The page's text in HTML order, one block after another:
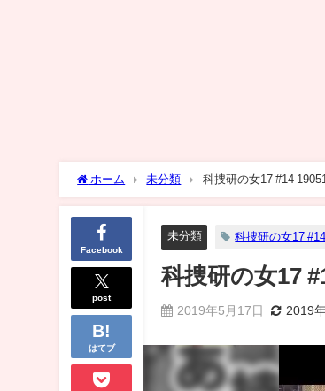
ホーム 未分類 科捜研の女17 #14
Facebook
post
はてブ
未分類 科捜研の女17 #14
科捜研の女17
2019年5月17日 2019